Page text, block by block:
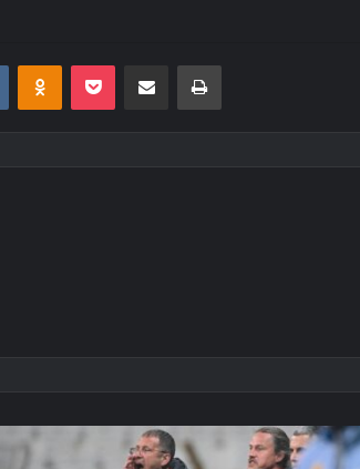
VKontakteOdnoklassniki
Pocket E-Posta ile paylaş Yazdır